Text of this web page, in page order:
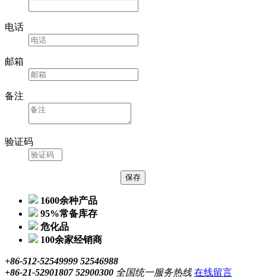
电话
邮箱
备注
验证码
1600余种产品
95%常备库存
危化品
100余家经销商
+86-512-52549999 52546988
+86-21-52901807 52900300 全国统一服务热线在线留言